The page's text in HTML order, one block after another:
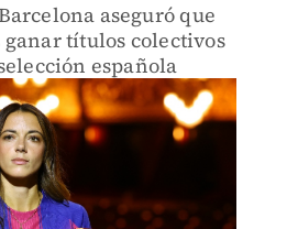
aseguró que
títulos colectivos
española